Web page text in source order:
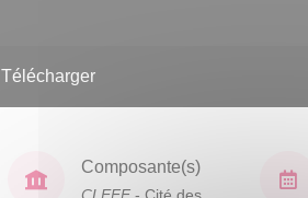
Télécharger
Composante(s)
CLEFF - Cité des